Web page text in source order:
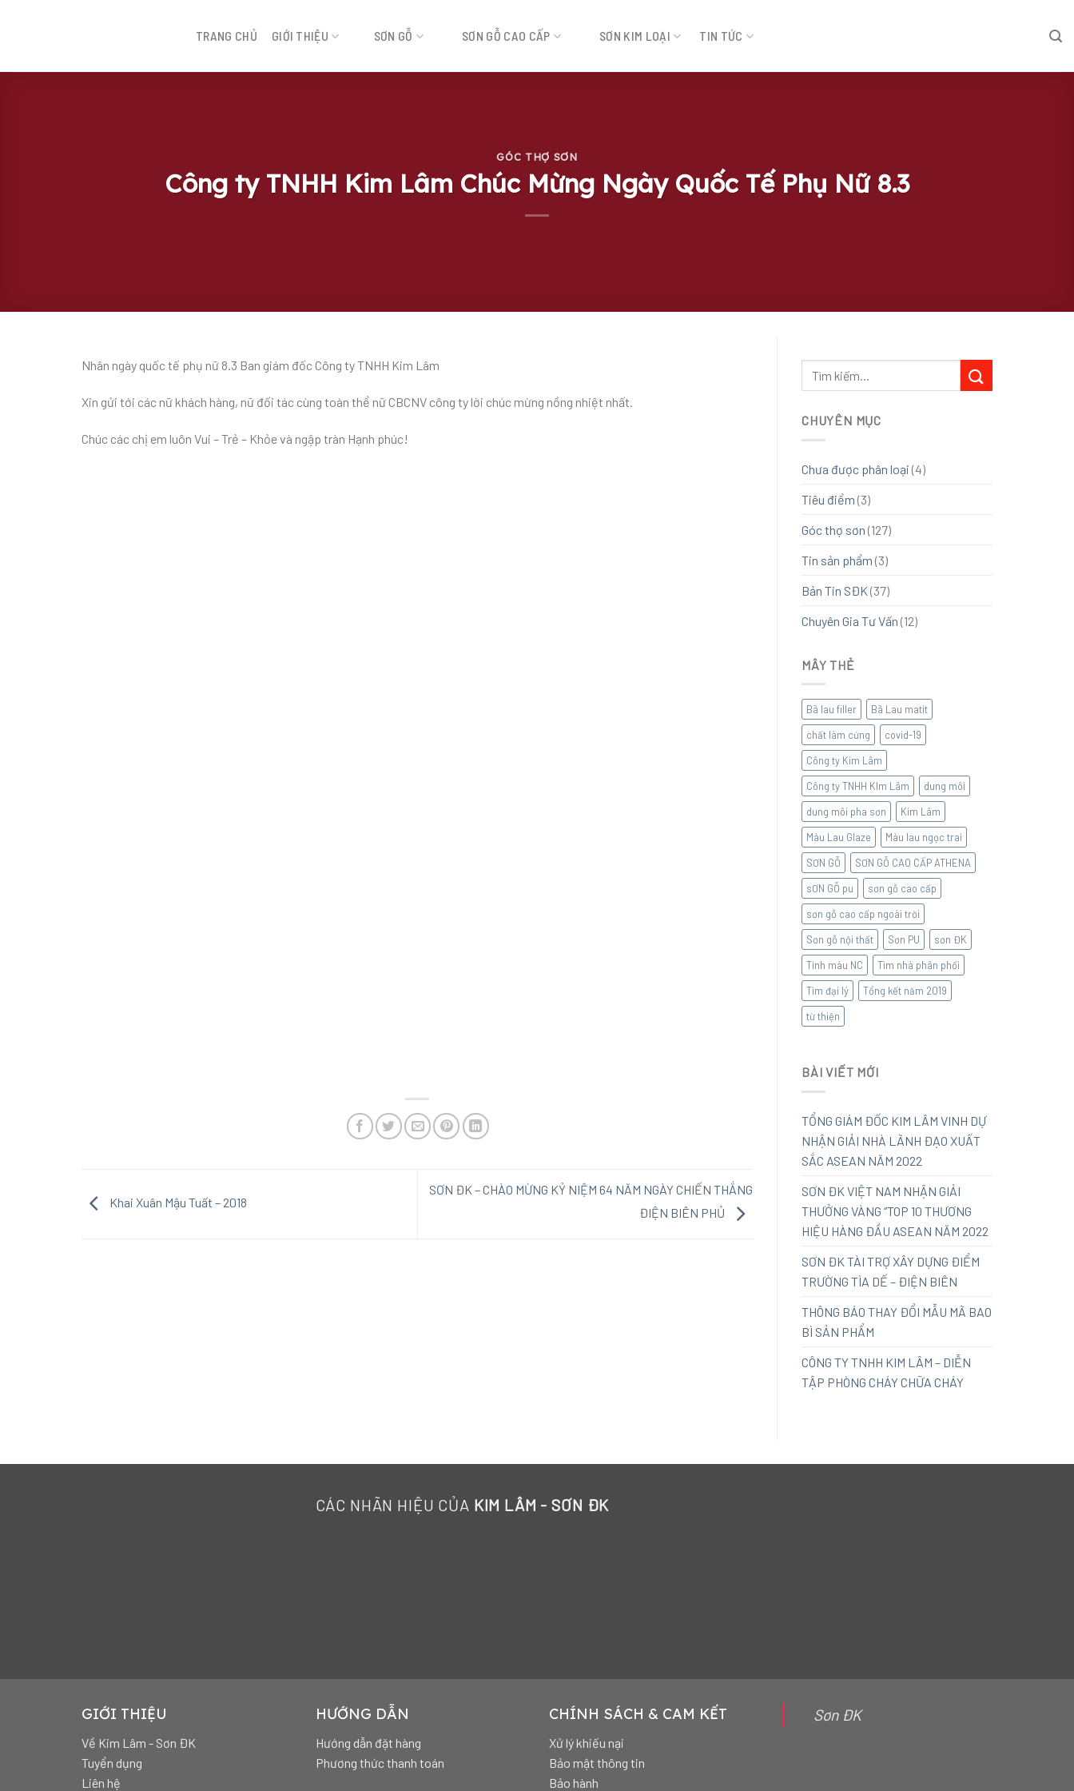
nội
TRANG CHỦ GIỚI THIỆU SƠN GỖ SƠN GỖ CAO CẤP SƠN KIM LOẠI TIN TỨC
GÓC THỢ SƠN
Công ty TNHH Kim Lâm Chúc Mừng Ngày Quốc Tế Phụ Nữ 8.3
Nhân ngày quốc tế phụ nữ 8.3 Ban giám đốc Công ty TNHH Kim Lâm
Xin gửi tới các nữ khách hàng, nữ đối tác cùng toàn thể nữ CBCNV công ty lời chúc mừng nồng nhiệt nhất.
Chúc các chị em luôn Vui – Trẻ – Khỏe và ngập tràn Hạnh phúc!
Khai Xuân Mậu Tuất – 2018
SƠN ĐK – CHÀO MỪNG KỶ NIỆM 64 NĂM NGÀY CHIẾN THẮNG
ĐIỆN BIÊN PHỦ
CHUYÊN MỤC
Chưa được phân loại (4)
Tiêu điểm (3)
Góc thợ sơn (127)
Tin sản phẩm (3)
Bản Tin SĐK (37)
Chuyên Gia Tư Vấn (12)
MÂY THẺ
Bã lau filler
Bã Lau matit
chất làm cứng
covid-19
Công ty Kim Lâm
Công ty TNHH KIm Lâm
dung môi
dung môi pha sơn
Kim Lâm
Màu Lau Glaze
Màu lau ngọc trai
SƠN GỖ
SƠN GỖ CAO CẤP ATHENA
sƠN GỖ pu
sơn gỗ cao cấp
sơn gỗ cao cấp ngoài trời
Sơn gỗ nội thất
Sơn PU
sơn ĐK
Tinh màu NC
Tìm nhà phân phối
Tìm đại lý
Tổng kết năm 2019
từ thiện
BÀI VIẾT MỚI
TỔNG GIÁM ĐỐC KIM LÂM VINH DỰ
NHẬN GIẢI NHÀ LÃNH ĐẠO XUẤT
SẮC ASEAN NĂM 2022
SƠN ĐK VIỆT NAM NHẬN GIẢI
THƯỞNG VÀNG “TOP 10 THƯƠNG
HIỆU HÀNG ĐẦU ASEAN NĂM 2022
SƠN ĐK TÀI TRỢ XÂY DỰNG ĐIỂM
TRƯỜNG TÌA DẾ – ĐIỆN BIÊN
THÔNG BÁO THAY ĐỔI MẪU MÃ BAO
BÌ SẢN PHẨM
CÔNG TY TNHH KIM LÂM – DIỄN
TẬP PHÒNG CHÁY CHỮA CHÁY
CÁC NHÃN HIỆU CỦA KIM LÂM - SƠN ĐK
GIỚI THIỆU
Về Kim Lâm - Sơn ĐK
Tuyển dụng
Liên hệ
HƯỚNG DẪN
Hướng dẫn đặt hàng
Phương thức thanh toán
CHÍNH SÁCH & CAM KẾT
Xử lý khiếu nại
Bảo mật thông tin
Bảo hành
Sơn ĐK